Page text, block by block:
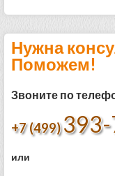
Нужна
Поможем!
Звоните по
+7 (499)
или